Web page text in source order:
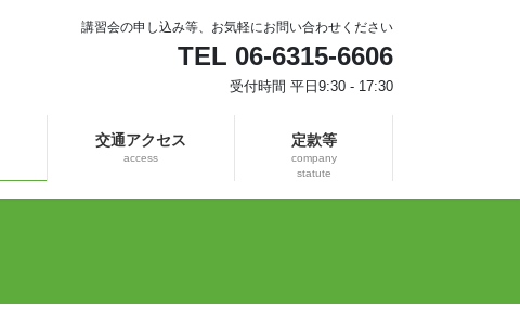
講習会の申し込み等、お気軽にお問い合わせください
TEL 06-6315-6606
受付時間 平日9:30 - 17:30
交通アクセス
access
定款等
company
statute